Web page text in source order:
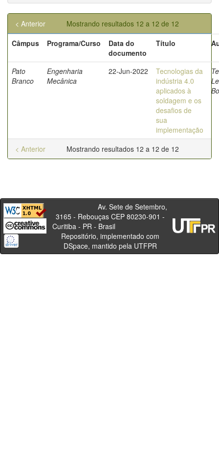
Mostrando resultados 12 a 12 de 12
< Anterior
Câmpus
Programa/Curso
Data do
documento
Título
Pato
Branco
Engenharia
Mecânica
22-Jun-2022
Tecnologias da
indústria 4.0
aplicados à
soldagem e os
desafios de
sua
implementação
Mostrando resultados 12 a 12 de 12
< Anterior
Av. Sete de Setembro,
3165 - Rebouças CEP 80230-901 -
Curitiba - PR - Brasil
Repositório, implementado com
DSpace, mantido pela UTFPR